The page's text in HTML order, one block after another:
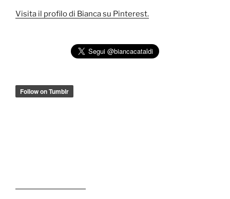
Visita il profilo di Bianca su Pinterest.